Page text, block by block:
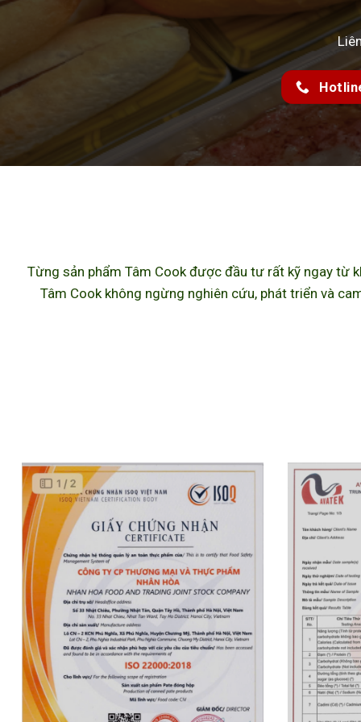
Từng sản phẩm Tâm Cook được đầu tư rất kỹ ngay từ
Tâm Cook không ngừng nghiên cứu, phát triển và